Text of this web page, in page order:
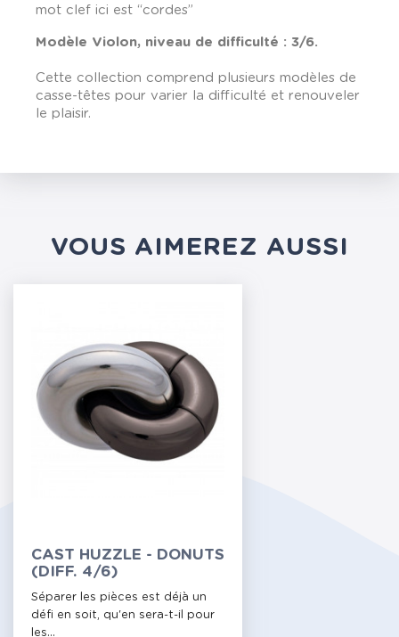
mot clef ici est “cordes”
Modèle Violon, niveau de difficulté : 3/6.
Cette collection comprend plusieurs modèles de
casse-têtes pour varier la difficulté et renouveler
le plaisir.
VOUS AIMEREZ AUSSI
CAST HUZZLE - DONUTS
(DIFF. 4/6)
Séparer les pièces est déjà un
défi en soit, qu'en sera-t-il pour
les...